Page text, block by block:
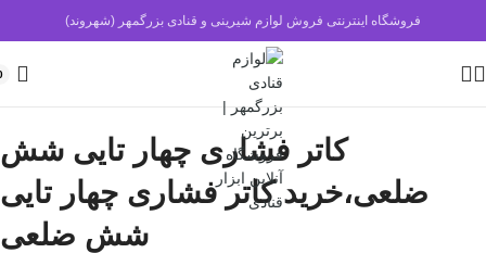
فروشگاه اینترنتی فروش لوازم شیرینی و قنادی بزرگمهر (شهروند)
کاتر فشاری چهار تایی شش
ضلعی،خرید کاتر فشاری چهار تایی
شش ضلعی